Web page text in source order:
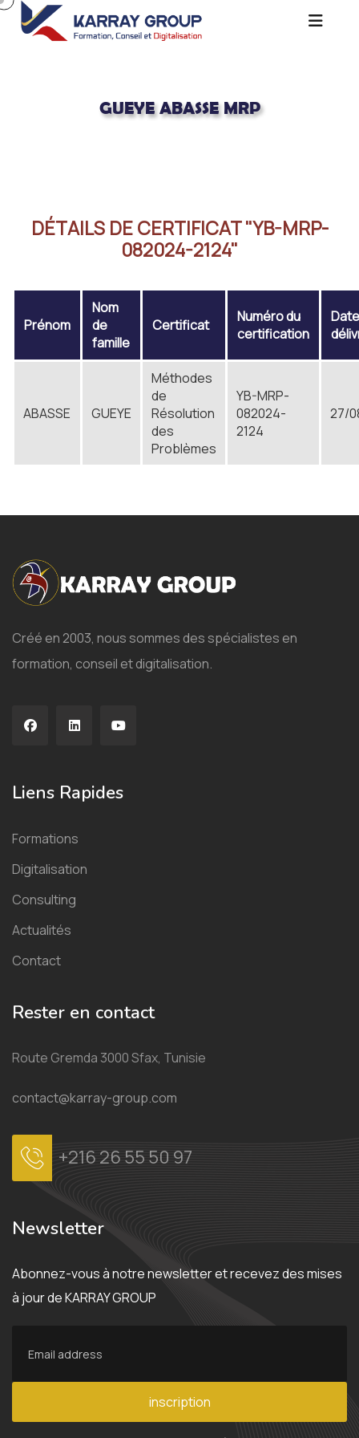
GUEYE ABASSE MRP
DÉTAILS DE CERTIFICAT "YB-MRP-
082024-2124"
Prénom
Nom
de
famille
Certificat
Numéro du
certification
ABASSE GUEYE
Méthodes
de
Résolution
des
Problèmes
YB-MRP-
082024-
2124
27/
Créé en 2003, nous sommes des spécialistes en
formation, conseil et digitalisation.
Liens Rapides
Formations
Digitalisation
Consulting
Actualités
Contact
Rester en contact
Route Gremda 3000 Sfax, Tunisie
contact@karray-group.com
+216 26 55 50 97
Newsletter
Abonnez-vous à notre newsletter et recevez des mises
à jour de KARRAY GROUP
inscription